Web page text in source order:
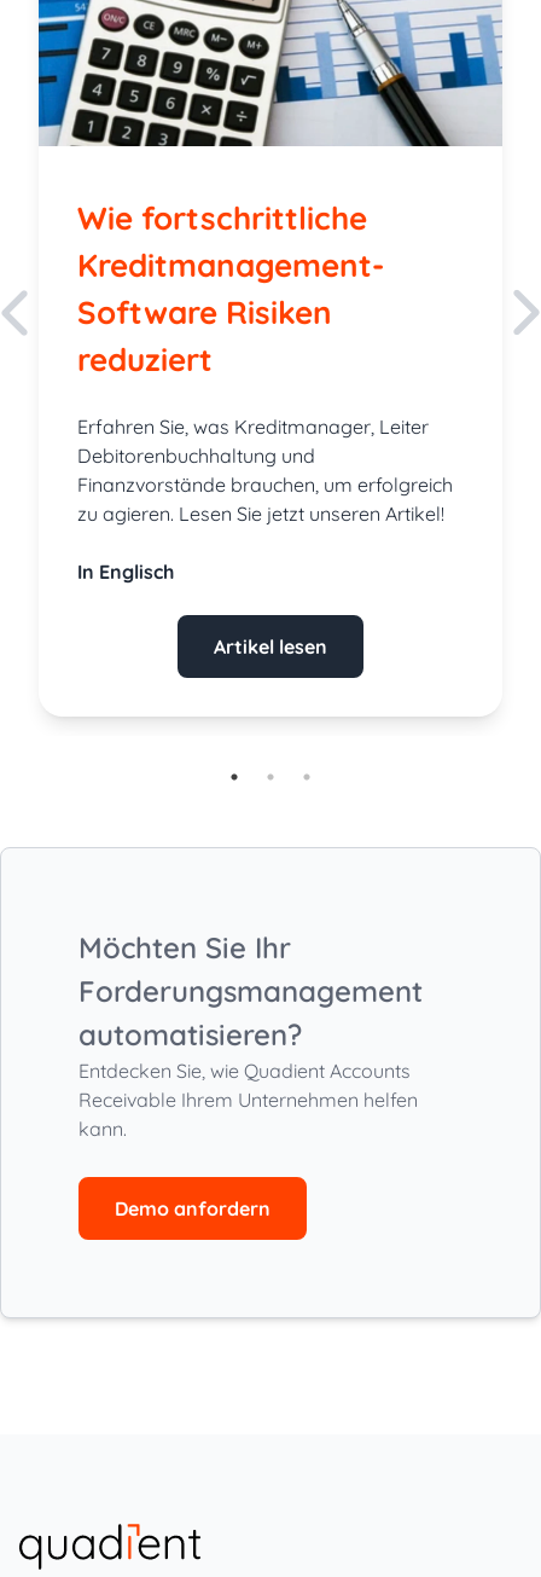
Wie fortschrittliche
Kreditmanagement-
Software Risiken
reduziert
Erfahren Sie, was Kreditmanager, Leiter
Debitorenbuchhaltung und
Finanzvorstände brauchen, um erfolgreich
zu agieren. Lesen Sie jetzt unseren Artikel!
In Englisch
Artikel lesen
Möchten Sie Ihr
Forderungsmanagement
automatisieren?
Entdecken Sie, wie Quadient Accounts
Receivable Ihrem Unternehmen helfen
kann.
Demo anfordern